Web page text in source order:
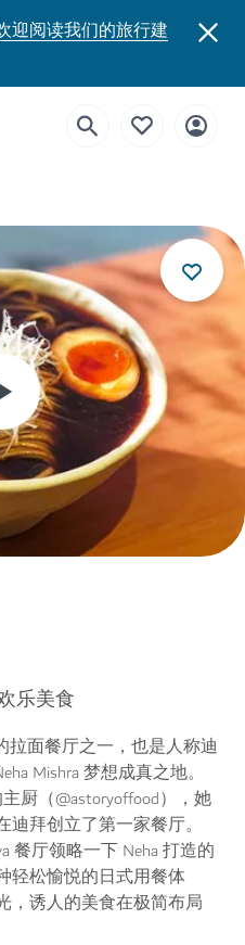
迎阅读我们的旅行建
乐美食
拉面餐厅之一，也是人称迪
Mishra 梦想成真之地。
厨（@astoryoffood），她
拜创立了第一家餐厅。
餐厅领略一下 Neha 打造的
轻松愉悦的日式用餐体
，诱人的美食在极简布局